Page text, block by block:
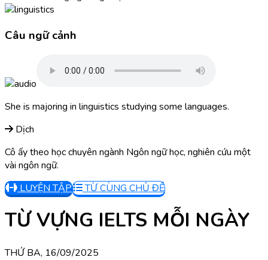
Câu ngữ cảnh
She is majoring in linguistics studying some languages.
Dịch
Cô ấy theo học chuyên ngành Ngôn ngữ học, nghiên cứu một
vài ngôn ngữ.
LUYỆN TẬP
TỪ CÙNG CHỦ ĐỀ
TỪ VỰNG IELTS MỖI NGÀY
THỨ BA, 16/09/2025